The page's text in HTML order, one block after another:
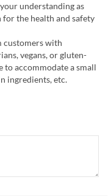
understanding as
the health and safety
customers with
vegans, or gluten-
to accommodate a small
ingredients, etc.